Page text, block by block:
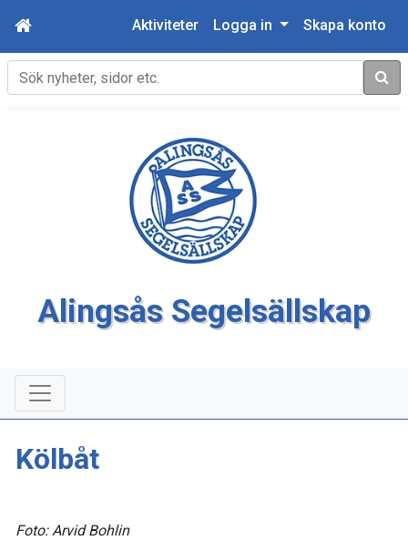
Aktiviteter Logga in Skapa konto
Sök
Alingsås Segelsällskap
Kölbåt
Foto: Arvid Bohlin